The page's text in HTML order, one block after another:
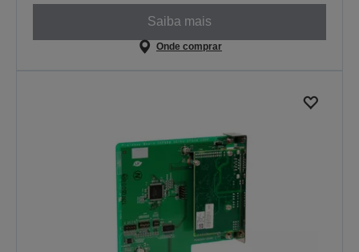
Saiba mais
Onde comprar